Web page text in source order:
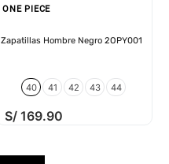
ONE PIECE
Zapatillas Hombre Negro 2OPY001
40 41 42 43 44
S/ 169.90